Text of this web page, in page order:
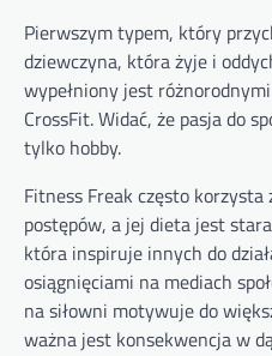
Pierwszym typem, który
dziewczyna, która żyje i
wypełniony jest
CrossFit. Widać, że pasja do
tylko hobby.
Fitness Freak często
postępów, a jej dieta jest
która inspiruje innych do
osiągnięciami na mediach
na siłowni motywuje do
ważna jest konsekwencja w